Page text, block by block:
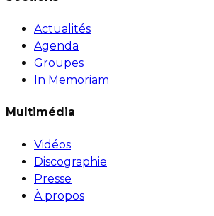
Actualités
Agenda
Groupes
In Memoriam
Multimédia
Vidéos
Discographie
Presse
À propos